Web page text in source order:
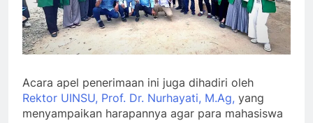
Acara apel penerimaan ini juga dihadiri oleh
Rektor UINSU, Prof. Dr. Nurhayati, M.Ag, yang
menyampaikan harapannya agar para mahasiswa